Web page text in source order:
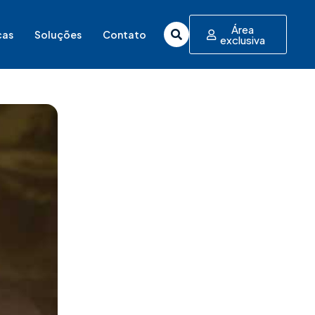
Soluções Contato Área
exclusiva